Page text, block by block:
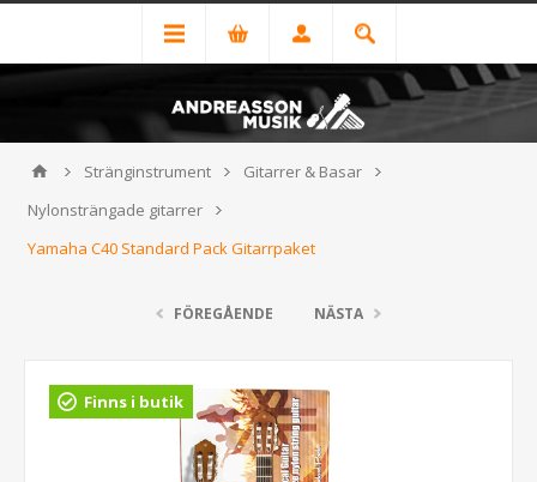
Stränginstrument
Gitarrer & Basar
Nylonsträngade gitarrer
Yamaha C40 Standard Pack Gitarrpaket
FÖREGÅENDE NÄSTA
Finns i butik